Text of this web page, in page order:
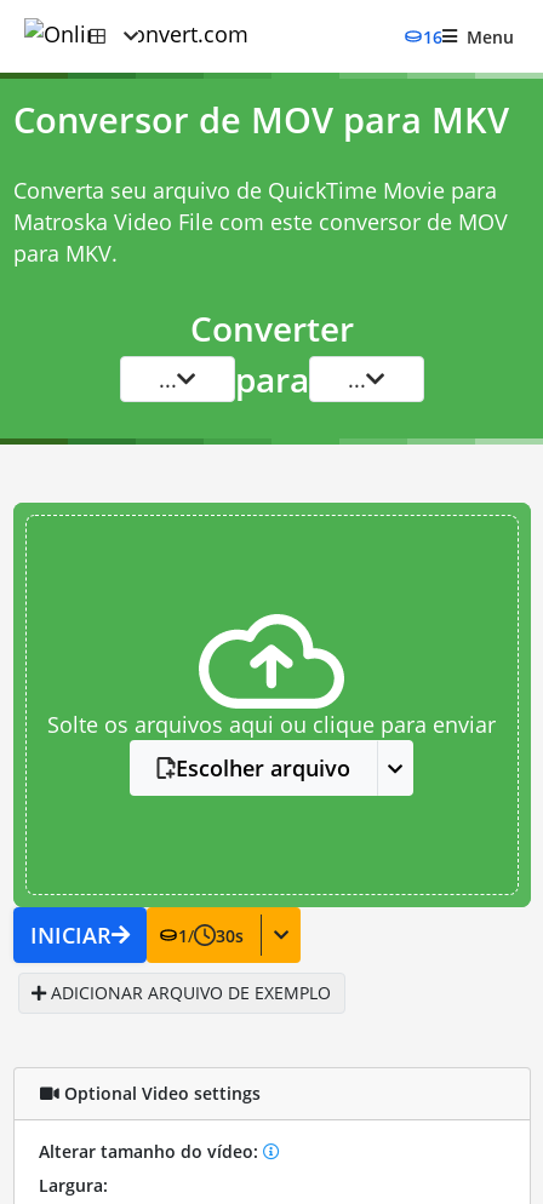
16 Menu
Conversor de MOV para MKV
Converta seu arquivo de QuickTime Movie para
Matroska Video File com este conversor de MOV
para MKV.
Converter
... para ...
Solte os arquivos aqui ou clique para enviar
Escolher arquivo
INICIAR 1/ 30s
ADICIONAR ARQUIVO DE EXEMPLO
Optional Video settings
Alterar tamanho do vídeo:
Largura: